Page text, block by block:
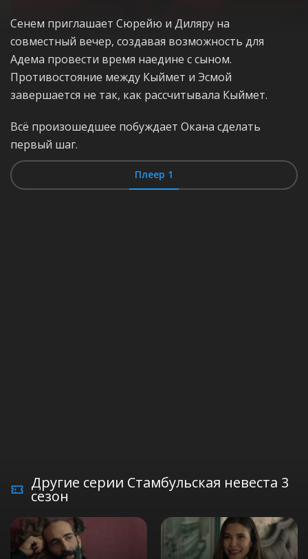
Сенем приглашает Сюрейю и Диляру на
совместный вечер, создавая возможность для
Адемa провести время наедине с сыном.
Противостояние между Кыймет и Эсмой
завершается не так, как рассчитывала Кыймет.
Всё произошедшее побуждает Окана сделать
первый шаг.
Плеер 1
Другие серии Стамбульская невеста 3
сезон